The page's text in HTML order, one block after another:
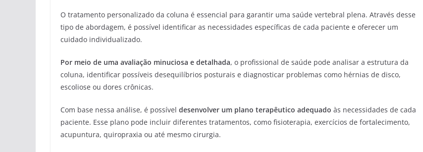
O tratamento personalizado da coluna é essencial para garantir uma saúde vertebral plena. Através desse
tipo de abordagem, é possível identificar as necessidades específicas de cada paciente e oferecer um
cuidado individualizado.
Por meio de uma avaliação minuciosa e detalhada, o profissional de saúde pode analisar a estrutura da
coluna, identificar possíveis desequilíbrios posturais e diagnosticar problemas como hérnias de disco,
escoliose ou dores crônicas.
Com base nessa análise, é possível desenvolver um plano terapêutico adequado às necessidades de cada
paciente. Esse plano pode incluir diferentes tratamentos, como fisioterapia, exercícios de fortalecimento,
acupuntura, quiropraxia ou até mesmo cirurgia.